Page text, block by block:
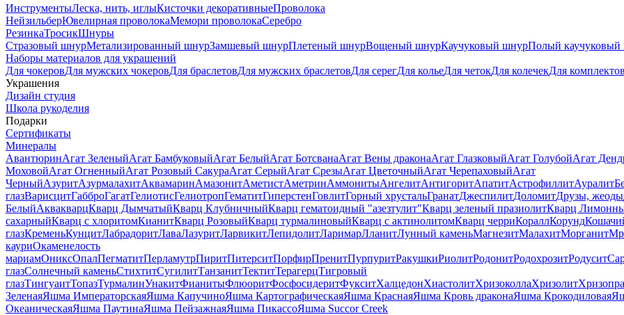
ИнструментыЛеска, нить, иглыКисточки декоративныеПроволока
НейзильберЮвелирная проволокаМемори проволокаСеребро
РезинкаТросикШнуры
Стразовый шнурМетализированный шнурЗамшевый шнурПлетеный шнурВощеный шнурКаучуковый шнурПолый
Наборы материалов для украшений
Для чокеровДля мужских чокеровДля браслетовДля мужских браслетовДля серегДля кольеДля четокДля колечекДля
Украшения
Дизайн студия
Школа рукоделия
Подарки
Сертификаты
Минералы
АвантюринАгат ЗеленыйАгат БамбуковыйАгат БелыйАгат БотсванаАгат Вены драконаАгат ГлазковыйАгат ГолубойАгат
МоховойАгат ОгненныйАгат Розовый СакураАгат СерыйАгат СрезыАгат ЦветочныйАгат ЧерепаховыйАгат
ЧерныйАзуритАзурмалахитАквамаринАмазонитАметистАметринАммонитыАнгелитАнтигоритАпатитАстрофиллитАуралит
глазВарисцитГабброГагатГелиотисГелиотропГематитГиперстенГовлитГорный хрустальГранатДжеспилитДоломитДрузы, жеоды
БелыйАквакварцКварц ДымчатыйКварц КлубничныйКварц гематоидный "азезтулит"Кварц зеленый празиолитКварц
сахарныйКварц с хлоритомКианитКварц РозовыйКварц турмалиновыйКварц с актинолитомКварц черриКораллКорунд
глазКременьКунцитЛабрадоритЛаваЛазуритЛарвикитЛепидолитЛаримарЛланитЛунный каменьМагнезитМалахитМорганит
кауриОкаменелость
мариамОниксОпалПегматитПерламутрПиритПитерситПорфирПренитПурпуритРакушкиРиолитРодонитРодохрозитРодусит
глазСолнечный каменьСтихтитСугилитТанзанитТектитТерагерцТигровый
глазТингуаитТопазТурмалинУнакитФианитыФлюоритФосфосидеритФукситХалцедонХиастолитХризоколлаХризолит
ЗеленаяЯшма ИмператорскаяЯшма КапучиноЯшма КартографическаяЯшма КраснаяЯшма Кровь драконаЯшма Крокодиловая
ОкеаническаяЯшма ПаутинаЯшма ПейзажнаяЯшма ПикассоЯшма Succor Creek